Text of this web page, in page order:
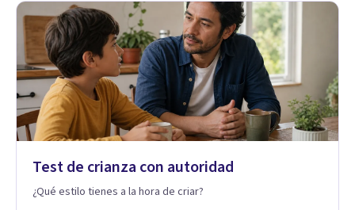
Test de crianza con autoridad
¿Qué estilo tienes a la hora de criar?